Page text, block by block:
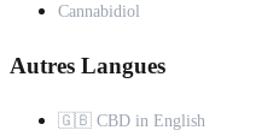
Cannabidiol
Autres Langues
🇬🇧 CBD in English